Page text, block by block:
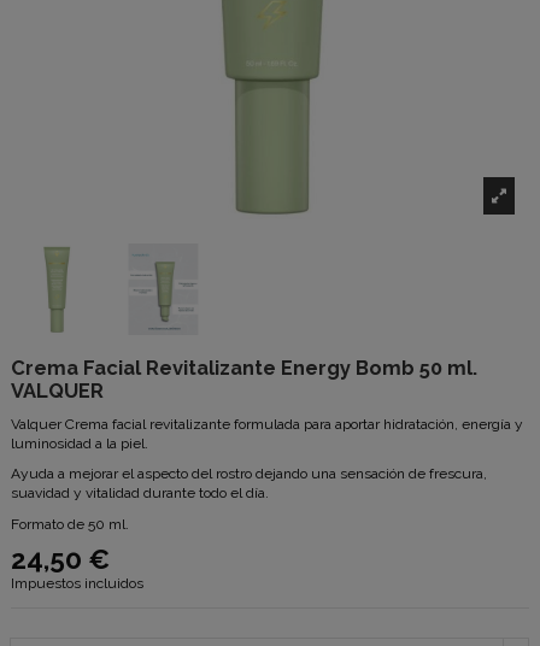
Crema Facial Revitalizante Energy Bomb 50 ml.
VALQUER
Valquer Crema facial revitalizante formulada para aportar hidratación, energía y
luminosidad a la piel.
Ayuda a mejorar el aspecto del rostro dejando una sensación de frescura,
suavidad y vitalidad durante todo el día.
Formato de 50 ml.
24,50 €
Impuestos incluidos